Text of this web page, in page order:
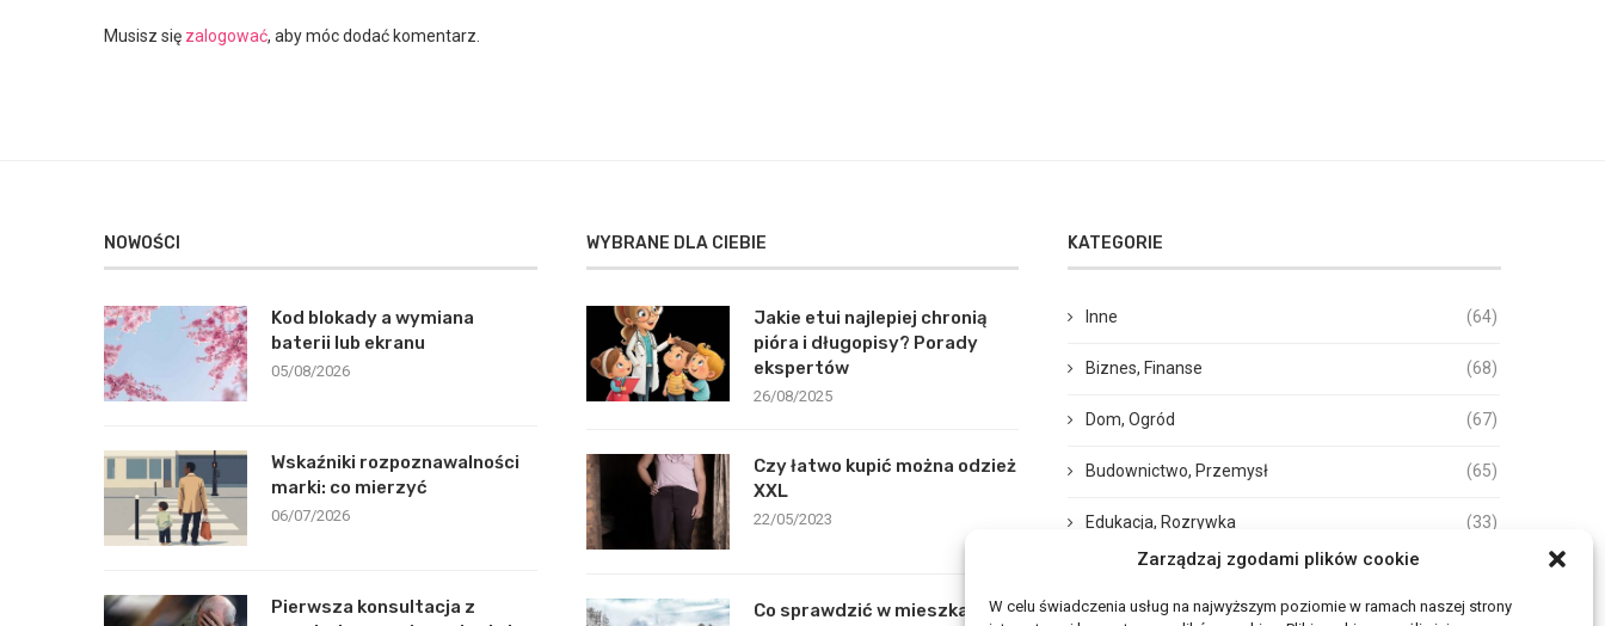
Zarządzaj zgodami plików cookie
W celu świadczenia usług na najwyższym poziomie w ramach naszej strony
Musisz się zalogować, aby móc dodać komentarz.
NOWOŚCI
Kod blokady a wymiana
baterii lub ekranu
05/08/2026
Wskaźniki rozpoznawalności
marki: co mierzyć
06/07/2026
Pierwsza konsultacja z
WYBRANE DLA CIEBIE
Jakie etui najlepiej chronią
pióra i długopisy? Porady
ekspertów
26/08/2025
Czy łatwo kupić można odzież
XXL
22/05/2023
Co sprawdzić w mieszkaniu
KATEGORIE
Inne (64)
Biznes, Finanse (68)
Dom, Ogród (67)
Budownictwo, Przemysł (65)
Edukacja, Rozrywka (33)
Zdrowie, Medycyna